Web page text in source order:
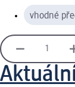
vhodné